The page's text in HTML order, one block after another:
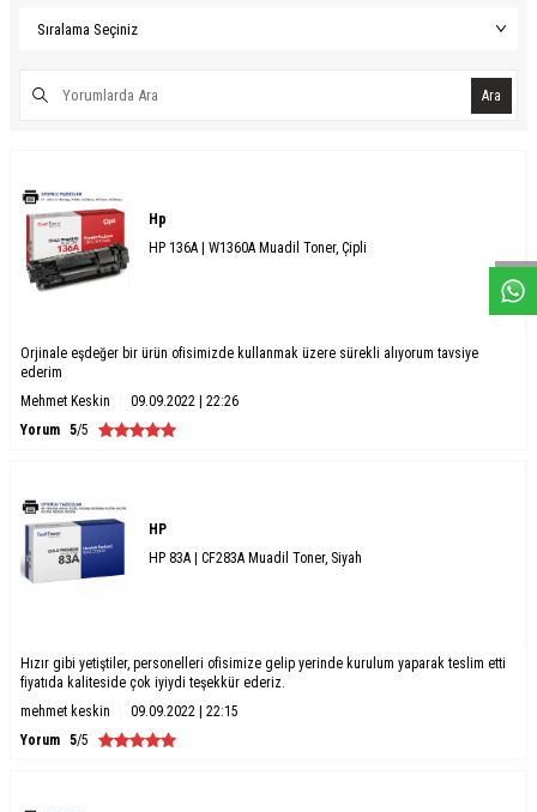
Ara
Hp
HP 136A | W1360A Muadil Toner, Çipli
Orjinale eşdeğer bir ürün ofisimizde kullanmak üzere sürekli alıyorum tavsiye
ederim
Mehmet Keskin
09.09.2022 | 22:26
Yorum 5/5
HP
HP 83A | CF283A Muadil Toner, Siyah
Hızır gibi yetiştiler, personelleri ofisimize gelip yerinde kurulum yaparak teslim etti
fiyatıda kaliteside çok iyiydi teşekkür ederiz.
mehmet keskin
09.09.2022 | 22:15
Yorum 5/5